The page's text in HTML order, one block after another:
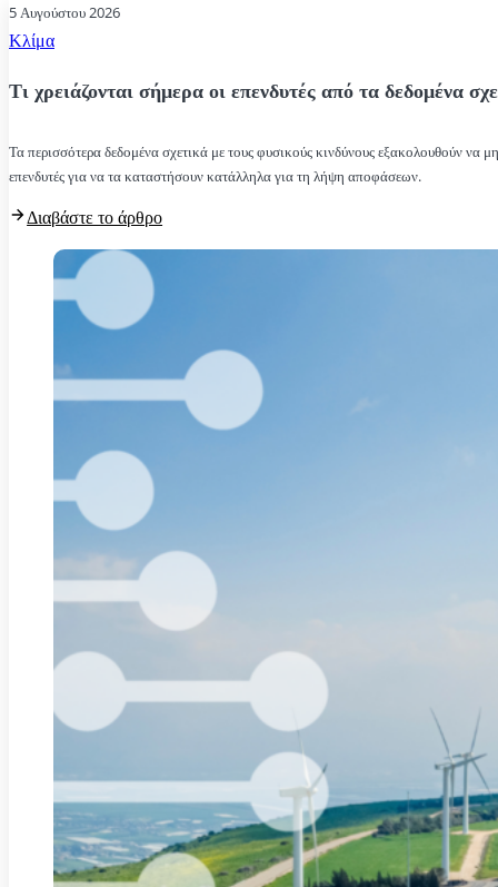
5 Αυγούστου 2026
Κλίμα
Τι χρειάζονται σήμερα οι επενδυτές από τα δεδομένα
Τα περισσότερα δεδομένα σχετικά με τους φυσικούς κινδύνους εξακολουθούν να
επενδυτές για να τα καταστήσουν κατάλληλα για τη λήψη αποφάσεων.
Διαβάστε το άρθρο